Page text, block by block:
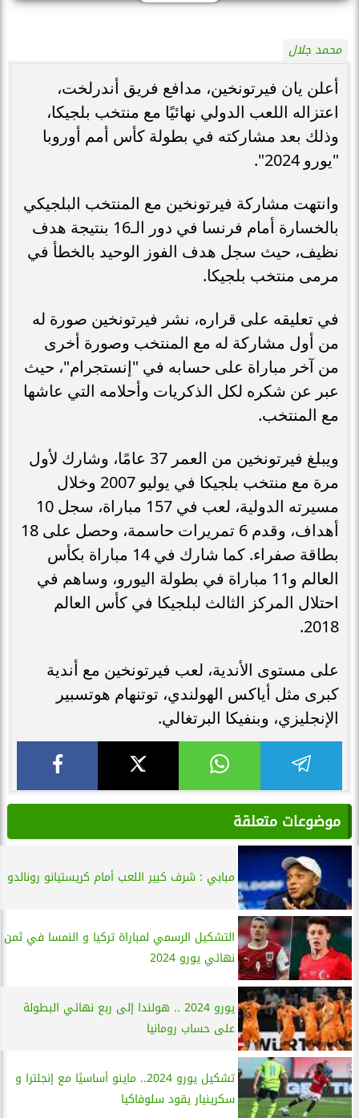
محمد جلال
أعلن يان فيرتونخين، مدافع فريق أندرلخت،
اعتزاله اللعب الدولي نهائيًا مع منتخب بلجيكا،
وذلك بعد مشاركته في بطولة كأس أمم أوروبا
"يورو 2024".
وانتهت مشاركة فيرتونخين مع المنتخب البلجيكي
بالخسارة أمام فرنسا في دور الـ16 بنتيجة هدف
نظيف، حيث سجل هدف الفوز الوحيد بالخطأ في
مرمى منتخب بلجيكا.
في تعليقه على قراره، نشر فيرتونخين صورة له
من أول مشاركة له مع المنتخب وصورة أخرى
من آخر مباراة على حسابه في "إنستجرام"، حيث
عبر عن شكره لكل الذكريات وأحلامه التي عاشها
مع المنتخب.
ويبلغ فيرتونخين من العمر 37 عامًا، وشارك لأول
مرة مع منتخب بلجيكا في يوليو 2007 وخلال
مسيرته الدولية، لعب في 157 مباراة، سجل 10
أهداف، وقدم 6 تمريرات حاسمة، وحصل على 18
بطاقة صفراء. كما شارك في 14 مباراة بكأس
العالم و11 مباراة في بطولة اليورو، وساهم في
احتلال المركز الثالث لبلجيكا في كأس العالم
2018.
على مستوى الأندية، لعب فيرتونخين مع أندية
كبرى مثل أياكس الهولندي، توتنهام هوتسبير
الإنجليزي، وبنفيكا البرتغالي.
موضوعات متعلقة
مبابي : شرف كبير اللعب أمام كريستيانو رونالدو
التشكيل الرسمي لمباراة تركيا و النمسا في ثمن
نهائي يورو 2024
يورو 2024 .. هولندا إلى ربع نهائي البطولة
على حساب رومانيا
تشكيل يورو 2024.. ماينو أساسيًا مع إنجلترا و
سكرينيار يقود سلوفاكيا